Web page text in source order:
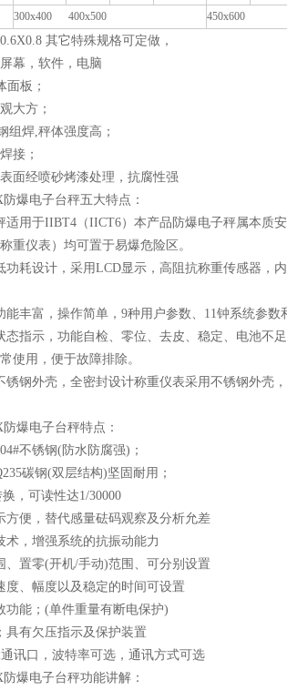
300x400 400x500 450x600
其它特殊规格可定做，
幕，软件，电脑
面板；
大方；
组焊,秤体强度高；
接；
面经喷砂烤漆处理，抗腐性强
爆电子台秤五大特点：
适用于IIBT4（IICT6）本产品防爆电子秤属本质
重仪表）均可置于易爆危险区。
功耗设计，采用LCD显示，高阻抗称重传感器，
能丰富，操作简单，9种用户参数、11钟系统参
态指示，功能自检、零位、去皮、稳定、电池不
使用，便于故障排除。
锈钢外壳，全密封设计称重仪表采用不锈钢外壳
爆电子台秤特点：
不锈钢(防水防腐强)；
碳钢(双层结构)坚固耐用；
，可读性达1/30000
方便，替代感量砝码观察及分析允差
术，增强系统的抗振动能力
、置零(开机/手动)范围、可分别设置
度、幅度以及稳定的时间可设置
功能；(单件重量有断电保护)
具有欠压指示及保护装置
通讯口，波特率可选，通讯方式可选
爆电子台秤功能讲解：